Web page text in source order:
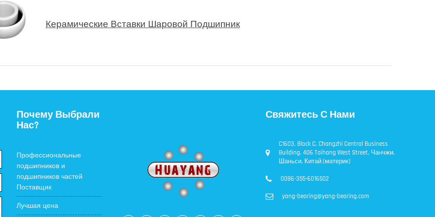
Керамические Вставки Шаровой Подшипник
Почему Выбрали
Нас?
Профессиональные
подшипников и
подшипников частей
Поставщик
Лучшая цена
Свяжитесь С Нами
C1603, Block C, Changzhi Central Business
Building, 406 Taihang West Street, Чанчжи,
Шаньси, Китай (материк)
0086-355-6016502
yang-bearing@yang-bearing.com